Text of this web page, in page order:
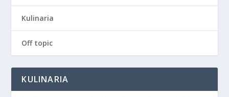
Kulinaria
Off topic
KULINARIA